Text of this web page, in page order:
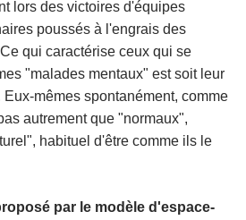
lors des victoires d'équipes
poussés à l'engrais des
qui caractérise ceux qui se
"malades mentaux" est soit leur
mêmes spontanément, comme
autrement que "normaux",
habituel d'être comme ils le
par le modèle d'espace-